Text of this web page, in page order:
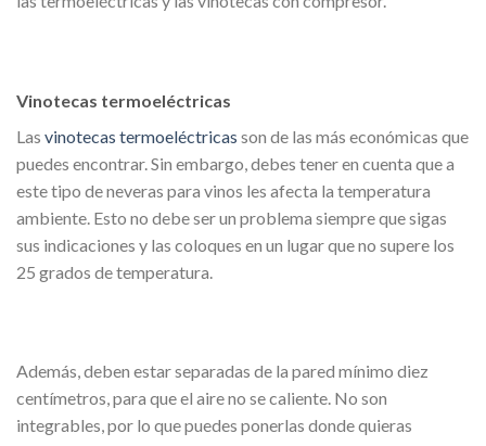
Vinotecas termoeléctricas
Las vinotecas termoeléctricas son de las más económicas que
puedes encontrar. Sin embargo, debes tener en cuenta que a
este tipo de neveras para vinos les afecta la temperatura
ambiente. Esto no debe ser un problema siempre que sigas
sus indicaciones y las coloques en un lugar que no supere los
25 grados de temperatura.
Además, deben estar separadas de la pared mínimo diez
centímetros, para que el aire no se caliente. No son
integrables, por lo que puedes ponerlas donde quieras